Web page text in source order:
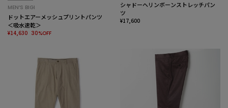
MEN’S BIGI
ドットエアーメッシュプリントパンツ
＜吸水速乾＞
¥14,630 30%OFF
シャドーヘリンボーンストレッチパン
ツ
¥17,600